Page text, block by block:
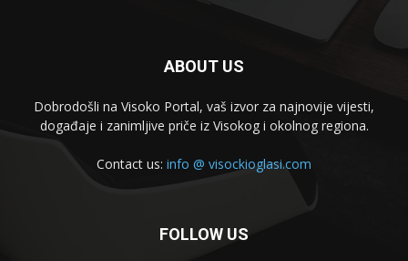
ABOUT US
Dobrodošli na Visoko Portal, vaš izvor za najnovije vijesti,
događaje i zanimljive priče iz Visokog i okolnog regiona.
Contact us: info @ visockioglasi.com
FOLLOW US